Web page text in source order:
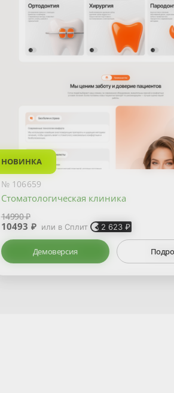
НОВИНКА
№ 106659
Стоматологическая клиника
14990 ₽
10493 ₽ или в Сплит 2 623₽
Демоверсия